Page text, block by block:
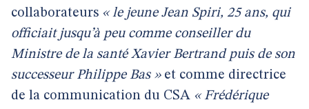
collaborateurs « le jeune Jean Spiri, 25 ans, qui
officiait jusqu’à peu comme conseiller du
Ministre de la santé Xavier Bertrand puis de son
successeur Philippe Bas »et comme directrice
de la communication du CSA « Frédérique